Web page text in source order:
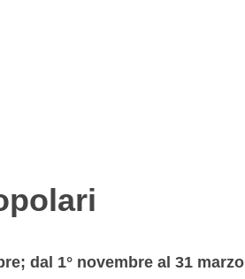
dal 1° novembre al 31 marzo